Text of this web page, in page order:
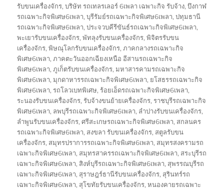
รับขนเครื่องจักร,บริษัท รถเทลรเลอร์ 6เพลา เฉพาะกิจ รับจ้าง,บึงกาฬ
รถเฉพาะกิจพิเศษ6เพลา,บุรีรัมย์รถเฉพาะกิจพิเศษ6เพลา,ปทุมธานี
รถเฉพาะกิจพิเศษ6เพลา,ประจวบคีรีขันธ์รถเฉพาะกิจพิเศษ6เพลา,
พะเยารับขนเครื่องจักร,พัทลุงรับขนเครื่องจักร,พิจิตรรับขน
เครื่องจักร,พิษณุโลกรับขนเครื่องจักร,ภาคกลางรถเฉพาะกิจ
พิเศษ6เพลา,ภาคตะวันออกเฉียงเหนือ อีสานรถเฉพาะกิจ
พิเศษ6เพลา,ภูเก็ตรับขนเครื่องจักร,มหาสารคามรถเฉพาะกิจ
พิเศษ6เพลา,มุกดาหารรถเฉพาะกิจพิเศษ6เพลา, ยโสธรรถเฉพาะกิจ
พิเศษ6เพลา,รถโลวเบทพิเศษ,ร้อยเอ็ดรถเฉพาะกิจพิเศษ6เพลา,
ระนองรับขนเครื่องจักร,รับจ้างขนย้ายเครื่องจักร,ราชบุรีรถเฉพาะกิจ
พิเศษ6เพลา, ลพบุรีรถเฉพาะกิจพิเศษ6เพลา, ลำปางรับขนเครื่องจักร,
ลำพูนรับขนเครื่องจักร,ศรีสะเกษรถเฉพาะกิจพิเศษ6เพลา, สกลนคร
รถเฉพาะกิจพิเศษ6เพลา, สงขลา รับขนเครื่องจักร, สตูลรับขน
เครื่องจักร, สมุทรปราการรถเฉพาะกิจพิเศษ6เพลา, สมุทรสงครามรถ
เฉพาะกิจพิเศษ6เพลา, สมุทรสาครรถเฉพาะกิจพิเศษ6เพลา, สระบุรีรถ
เฉพาะกิจพิเศษ6เพลา, สิงห์บุรีรถเฉพาะกิจพิเศษ6เพลา, สุพรรณบุรีรถ
เฉพาะกิจพิเศษ6เพลา, สุราษฎร์ธานีรับขนเครื่องจักร, สุรินทร์รถ
เฉพาะกิจพิเศษ6เพลา, สุโขทัยรับขนเครื่องจักร,หนองคายรถเฉพาะ